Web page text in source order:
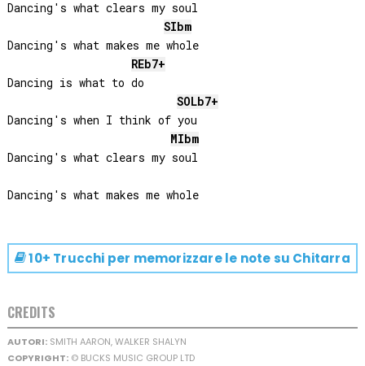
Dancing's what clears my soul
SIbm
Dancing's what makes me whole
REb7+
Dancing is what to do
SOLb7+
Dancing's when I think of you
MIbm
Dancing's what clears my soul
Dancing's what makes me whole
10+ Trucchi per memorizzare le note su Chitarra
CREDITS
AUTORI:SMITH AARON, WALKER SHALYN
COPYRIGHT:© BUCKS MUSIC GROUP LTD